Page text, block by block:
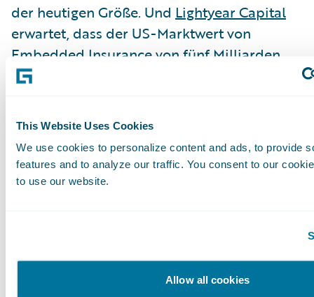
This Website Uses Cookies
We use cookies to personalize content and ads, to provide
features and to analyze our traffic. You consent to our
to use our website.
Allow all cookies
der heutigen Größe. Und Lightyear Capital
erwartet, dass der US-Marktwert von
Embedded Insurance von fünf Milliarden
US-Dollar in 2020 bis 2025 auf 70,7
Laut der Q4 2021Embedded Finance Survey
von Research & Markets wird der Markt für